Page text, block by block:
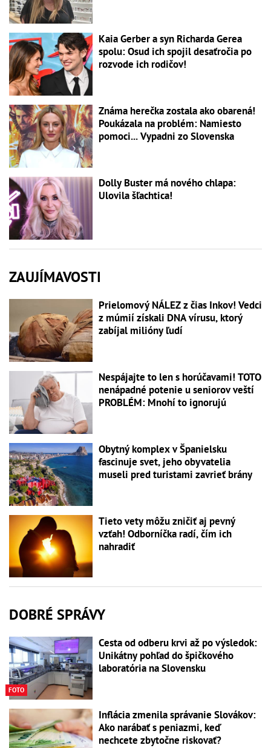
Kaia Gerber a syn Richarda Gerea
spolu: Osud ich spojil desaťročia po
rozvode ich rodičov!
Známa herečka zostala ako obarená!
Poukázala na problém: Namiesto
pomoci... Vypadni zo Slovenska
Dolly Buster má nového chlapa:
Ulovila šľachtica!
ZAUJÍMAVOSTI
Prielomový NÁLEZ z čias Inkov! Vedci
z múmií získali DNA vírusu, ktorý
zabíjal milióny ľudí
Nespájajte to len s horúčavami! TOTO
nenápadné potenie u seniorov veští
PROBLÉM: Mnohí to ignorujú
Obytný komplex v Španielsku
fascinuje svet, jeho obyvatelia
museli pred turistami zavrieť brány
Tieto vety môžu zničiť aj pevný
vzťah! Odborníčka radí, čím ich
nahradiť
DOBRÉ SPRÁVY
FOTO
Cesta od odberu krvi až po výsledok:
Unikátny pohľad do špičkového
laboratória na Slovensku
Inflácia zmenila správanie Slovákov:
Ako narábať s peniazmi, keď
nechcete zbytočne riskovať?